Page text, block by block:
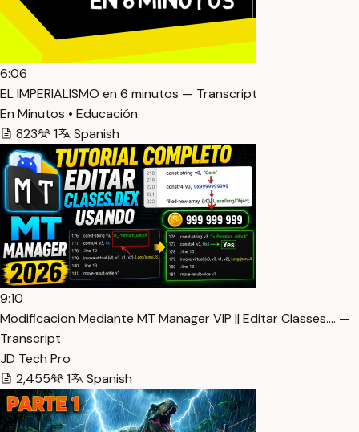
6:06
EL IMPERIALISMO en 6 minutos — Transcript
En Minutos • Educación
823
1 Spanish
9:10
Modificacion Mediante MT Manager VIP || Editar Classes.… —
Transcript
JD Tech Pro
2,455
1 Spanish